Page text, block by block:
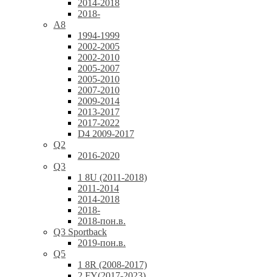
2014-2018
2018-
A8
1994-1999
2002-2005
2002-2010
2005-2007
2005-2010
2007-2010
2009-2014
2013-2017
2017-2022
D4 2009-2017
Q2
2016-2020
Q3
1 8U (2011-2018)
2011-2014
2014-2018
2018-
2018-пон.в.
Q3 Sportback
2019-пон.в.
Q5
1 8R (2008-2017)